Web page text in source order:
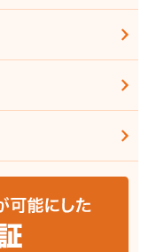
ス燃料部
戸川営業所